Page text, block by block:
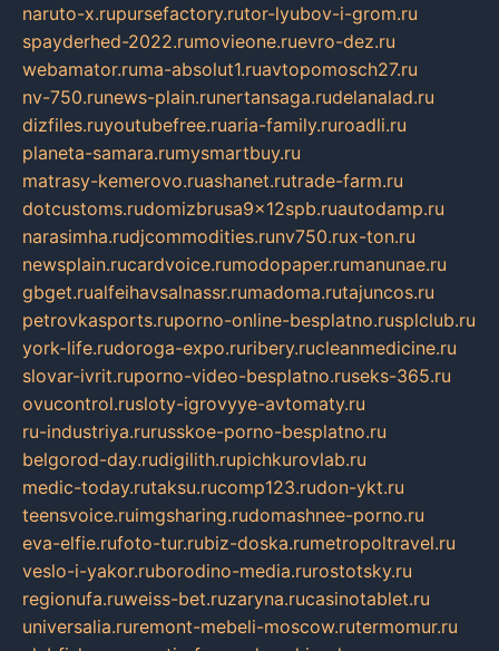
naruto-x.rupursefactory.rutor-lyubov-i-grom.ru
spayderhed-2022.rumovieone.ruevro-dez.ru
webamator.ruma-absolut1.ruavtopomosch27.ru
nv-750.runews-plain.runertansaga.rudelanalad.ru
dizfiles.ruyoutubefree.ruaria-family.ruroadli.ru
planeta-samara.rumysmartbuy.ru
matrasy-kemerovo.ruashanet.rutrade-farm.ru
dotcustoms.rudomizbrusa9x12spb.ruautodamp.ru
narasimha.rudjcommodities.runv750.rux-ton.ru
newsplain.rucardvoice.rumodopaper.rumanunae.ru
gbget.rualfeihavsalnassr.rumadoma.rutajuncos.ru
petrovkasports.ruporno-online-besplatno.rusplclub.ru
york-life.rudoroga-expo.ruribery.rucleanmedicine.ru
slovar-ivrit.ruporno-video-besplatno.ruseks-365.ru
ovucontrol.rusloty-igrovyye-avtomaty.ru
ru-industriya.rurusskoe-porno-besplatno.ru
belgorod-day.rudigilith.rupichkurovlab.ru
medic-today.rutaksu.rucomp123.rudon-ykt.ru
teensvoice.ruimgsharing.rudomashnee-porno.ru
eva-elfie.rufoto-tur.rubiz-doska.rumetropoltravel.ru
veslo-i-yakor.ruborodino-media.rurostotsky.ru
regionufa.ruweiss-bet.ruzaryna.rucasinotablet.ru
universalia.ruremont-mebeli-moscow.rutermomur.ru